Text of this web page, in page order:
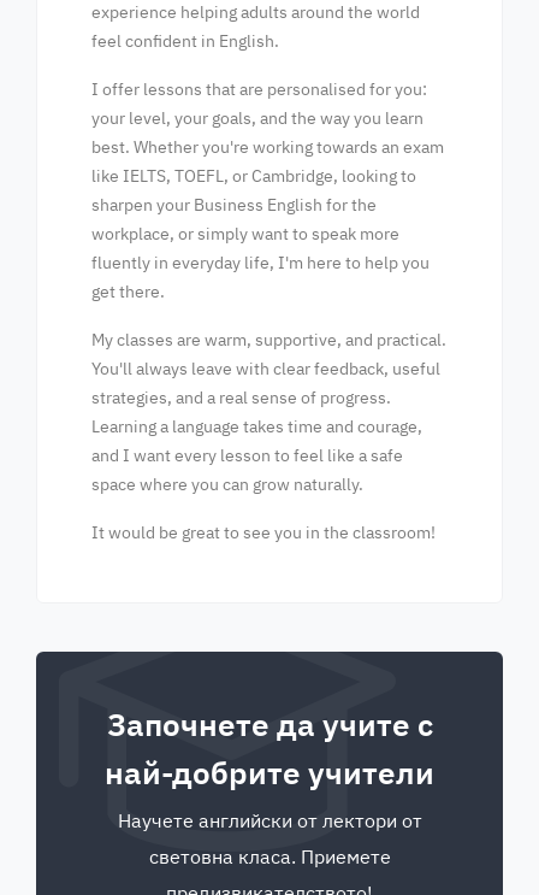
experience helping adults around the world
feel confident in English.
I offer lessons that are personalised for you:
your level, your goals, and the way you learn
best. Whether you're working towards an exam
like IELTS, TOEFL, or Cambridge, looking to
sharpen your Business English for the
workplace, or simply want to speak more
fluently in everyday life, I'm here to help you
get there.
My classes are warm, supportive, and practical.
You'll always leave with clear feedback, useful
strategies, and a real sense of progress.
Learning a language takes time and courage,
and I want every lesson to feel like a safe
space where you can grow naturally.
It would be great to see you in the classroom!
Започнете да учите с
най-добрите учители
Научете английски от лектори от
световна класа. Приемете